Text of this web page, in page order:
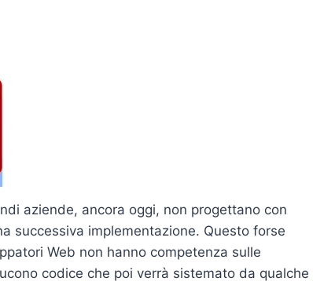
aziende, ancora oggi, non progettano con
successiva implementazione. Questo forse
Web non hanno competenza sulle
codice che poi verrà sistemato da qualche